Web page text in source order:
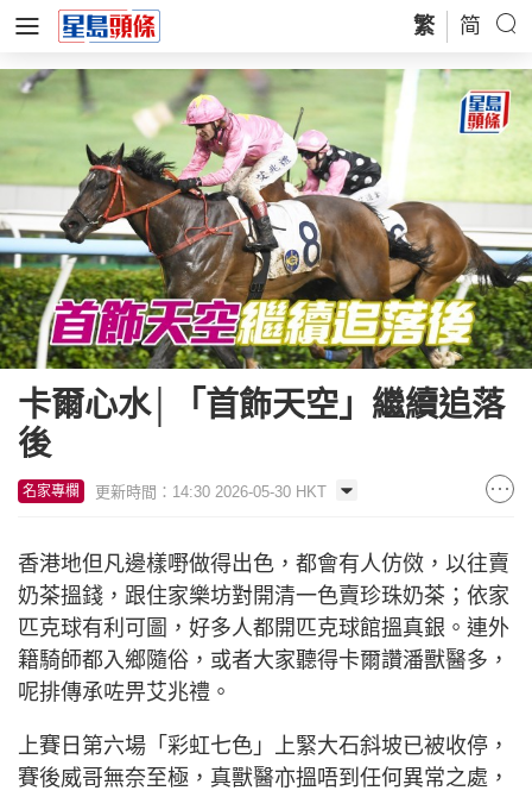
繁 简
卡爾心水│「首飾天空」繼續追落
後
名家專欄 更新時間：14:30 2026-05-30 HKT
香港地但凡邊樣嘢做得出色，都會有人仿傚，以往賣
奶茶搵錢，跟住家樂坊對開清一色賣珍珠奶茶；依家
匹克球有利可圖，好多人都開匹克球館搵真銀。連外
籍騎師都入鄉隨俗，或者大家聽得卡爾讚潘獸醫多，
呢排傳承咗畀艾兆禮。
上賽日第六場「彩虹七色」上緊大石斜坡已被收停，
賽後威哥無奈至極，真獸醫亦搵唔到任何異常之處，